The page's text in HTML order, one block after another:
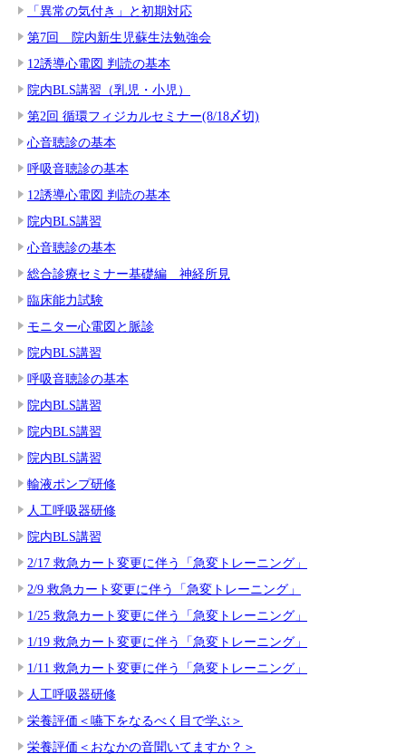
「異常の気付き」と初期対応
第7回 院内新生児蘇生法勉強会
12誘導心電図 判読の基本
院内BLS講習（乳児・小児）
第2回 循環フィジカルセミナー(8/18〆切)
心音聴診の基本
呼吸音聴診の基本
12誘導心電図 判読の基本
院内BLS講習
心音聴診の基本
総合診療セミナー基礎編 神経所見
臨床能力試験
モニター心電図と脈診
院内BLS講習
呼吸音聴診の基本
院内BLS講習
院内BLS講習
院内BLS講習
輸液ポンプ研修
人工呼吸器研修
院内BLS講習
2/17 救急カート変更に伴う「急変トレーニング」
2/9 救急カート変更に伴う「急変トレーニング」
1/25 救急カート変更に伴う「急変トレーニング」
1/19 救急カート変更に伴う「急変トレーニング」
1/11 救急カート変更に伴う「急変トレーニング」
人工呼吸器研修
栄養評価＜嚥下をなるべく目で学ぶ＞
栄養評価＜おなかの音聞いてますか？＞